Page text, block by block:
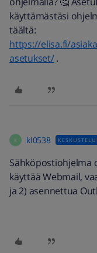
käyttämästäsi
täältä:
https://elisa.fi/
asetukset/.
K kl0538
Sähköpostiohjelma
käyttää Webmail,
ja 2) asennettua